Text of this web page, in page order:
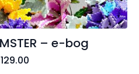
– e-bog
129.00